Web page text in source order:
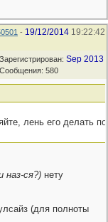
- 19/12/2014 19:22:42
Зарегистрирован: Sep 2013
Сообщения: 580
лень его делать
наз-ся?) нету
(для полноты